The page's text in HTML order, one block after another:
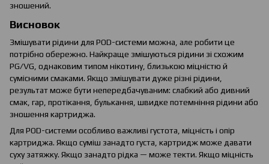
зношений.
Висновок
Змішувати рідини для POD-системи можна, але робити це
потрібно обережно. Найкраще змішуються рідини зі схожим
PG/VG, однаковим типом нікотину, близькою міцністю й
сумісними смаками. Якщо змішувати дуже різні рідини,
результат може бути непередбачуваним: слабкий або дивний
смак, гар, протікання, булькання, швидке потемніння рідини або
зношення картриджа.
Для POD-системи особливо важливі густота, міцність і опір
картриджа. Якщо суміш занадто густа, картридж може давати
суху затяжку. Якщо занадто рідка — може текти. Якщо міцність